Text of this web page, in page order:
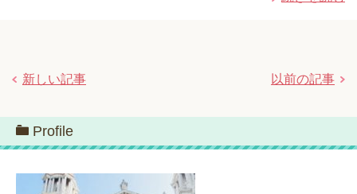
以前の記事
新しい記事
Profile